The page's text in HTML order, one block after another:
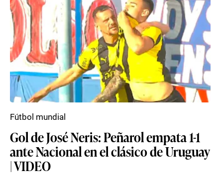
Gol de José Neris: Peñarol empata 1-1
ante Nacional en el clásico de Uruguay
| VIDEO
Fútbol mundial